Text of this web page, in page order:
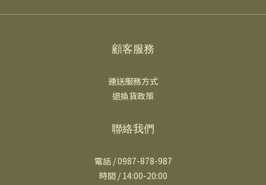
顧客服務
運送服務方式
退換貨政策
聯絡我們
電話 / 0987-878-987
時間 / 14:00-20:00